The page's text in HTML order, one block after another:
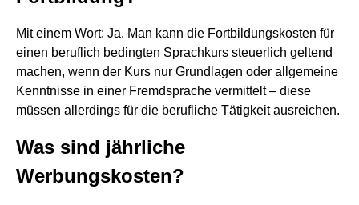
Mit einem Wort: Ja. Man kann die Fortbildungskosten für
einen beruflich bedingten Sprachkurs steuerlich geltend
machen, wenn der Kurs nur Grundlagen oder allgemeine
Kenntnisse in einer Fremdsprache vermittelt – diese
müssen allerdings für die berufliche Tätigkeit ausreichen.
Was sind jährliche
Werbungskosten?